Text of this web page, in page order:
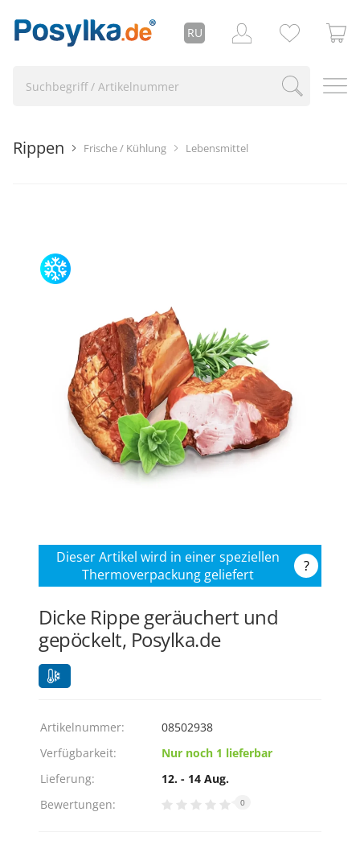
RU
Lebensmittel
Frische / Kühlung
Rippen
Dieser Artikel wird in einer speziellen
Thermoverpackung geliefert
?
Dicke Rippe geräuchert und
gepöckelt, Posylka.de
Artikelnummer:
08502938
Verfügbarkeit:
Nur noch 1 lieferbar
Lieferung:
12. - 14 Aug.
Bewertungen:
0